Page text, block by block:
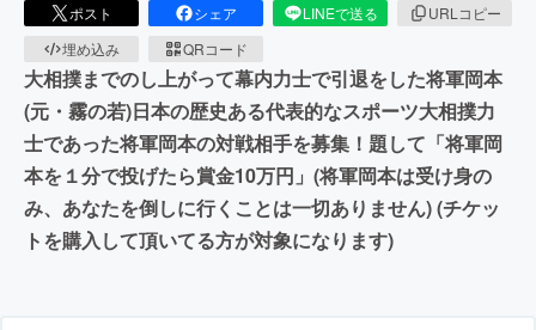
ポスト シェア LINEで送る
URLコピー
埋め込み
QRコード
大相撲までのし上がって幕内力士で引退をした将軍岡本
(元・霧の若)日本の歴史ある代表的なスポーツ大相撲力
士であった将軍岡本の対戦相手を募集！題して「将軍岡
本を１分で投げたら賞金10万円」(将軍岡本は受け身の
み、あなたを倒しに行くことは一切ありません) (チケッ
トを購入して頂いてる方が対象になります)